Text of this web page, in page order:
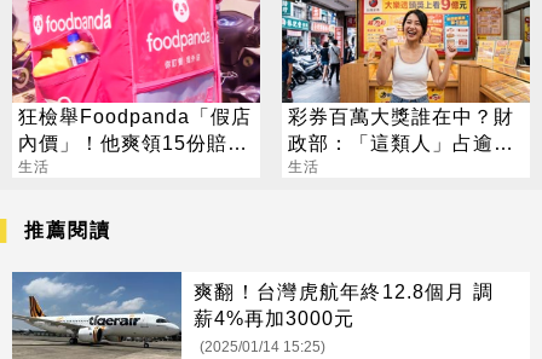
狂檢舉Foodpanda「假店
內價」！他爽領15份賠償
金 成功關鍵曝光
生活
彩券百萬大獎誰在中？財
政部：「這類人」占逾6
成
生活
推薦閱讀
爽翻！台灣虎航年終12.8個月 調
薪4%再加3000元
(2025/01/14 15:25)